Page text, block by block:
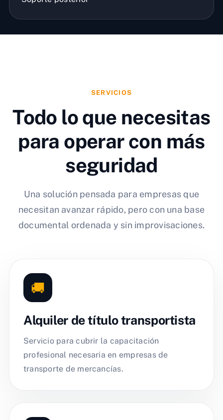
SERVICIOS
Todo lo que necesitas
para operar con más
seguridad
Una solución pensada para empresas que
necesitan avanzar rápido, pero con una base
documental ordenada y sin improvisaciones.
🚚
Alquiler de título transportista
Servicio para cubrir la capacitación
profesional necesaria en empresas de
transporte de mercancías.